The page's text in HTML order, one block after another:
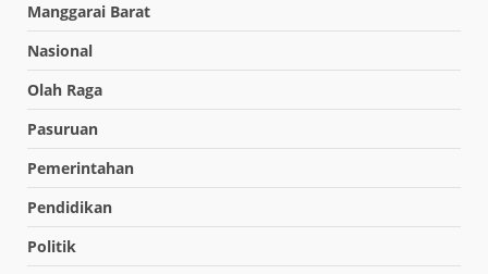
Manggarai Barat
Nasional
Olah Raga
Pasuruan
Pemerintahan
Pendidikan
Politik